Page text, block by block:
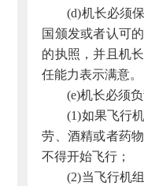
(d)机长必须
国颁发或者认可
的执照，并且机
任能力表示满意。
(e)机长必须负
(1)如果飞行
劳、酒精或者药
不得开始飞行；
(2)当飞行机